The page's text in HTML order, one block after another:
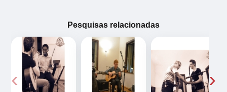
Pesquisas relacionadas
‹ ›